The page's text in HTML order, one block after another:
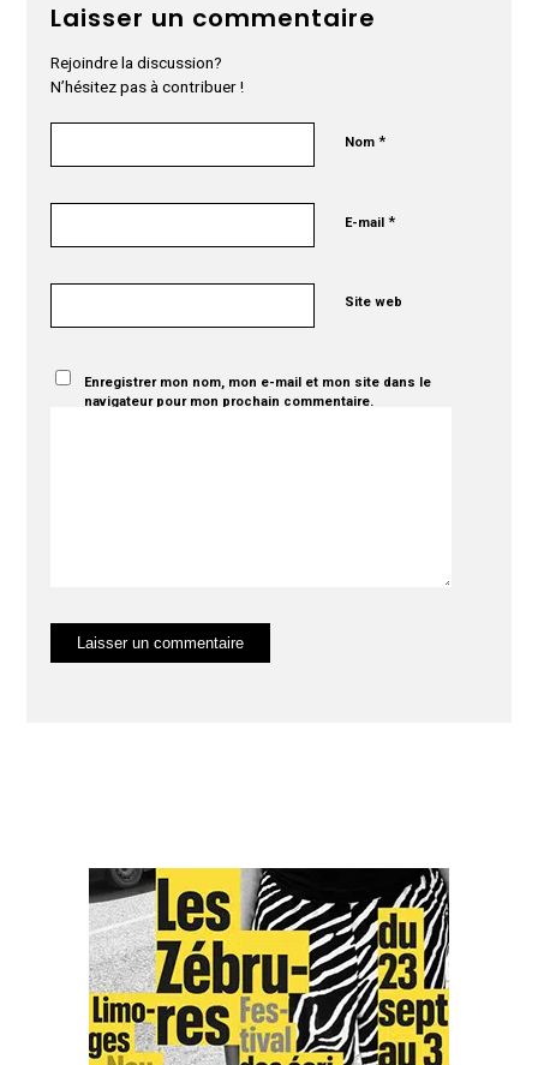
Laisser un commentaire
Rejoindre la discussion?
N’hésitez pas à contribuer !
Nom*
E-mail*
Site web
Enregistrer mon nom, mon e-mail et mon site dans le
navigateur pour mon prochain commentaire.